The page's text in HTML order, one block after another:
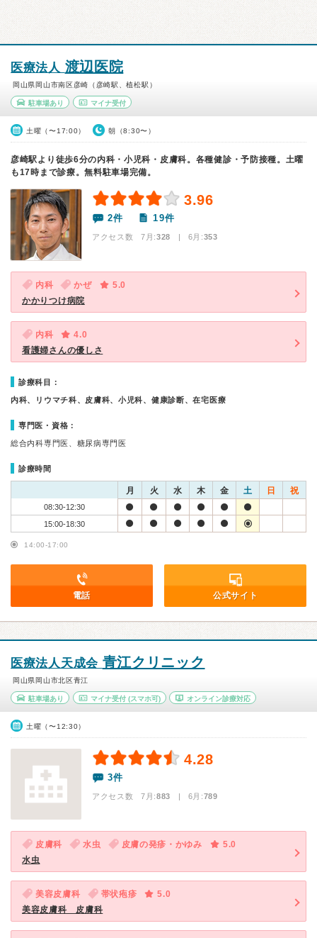
医療法人 渡辺医院
岡山県岡山市南区彦崎（彦崎駅、植松駅）
駐車場あり マイナ受付
土曜（〜17:00） 朝（8:30〜）
彦崎駅より徒歩6分の内科・小児科・皮膚科。各種健診・予防接種。土曜
も17時まで診療。無料駐車場完備。
3.96
2件 19件
アクセス数 7月:328 | 6月:353
内科 かぜ
5.0
かかりつけ病院
内科
4.0
看護婦さんの優しさ
診療科目：
内科、リウマチ科、皮膚科、小児科、健康診断、在宅医療
専門医・資格：
総合内科専門医、糖尿病専門医
診療時間
月 火 水 木 金 土 日 祝
08:30-12:30
15:00-18:30
14:00-17:00
電話 公式サイト
医療法人天成会 青江クリニック
岡山県岡山市北区青江
駐車場あり マイナ受付(スマホ可) オンライン診療対応
土曜（〜12:30）
4.28
3件
アクセス数 7月:883 | 6月:789
皮膚科 水虫 皮膚の発疹・かゆみ
5.0
水虫
美容皮膚科 帯状疱疹
5.0
美容皮膚科 皮膚科